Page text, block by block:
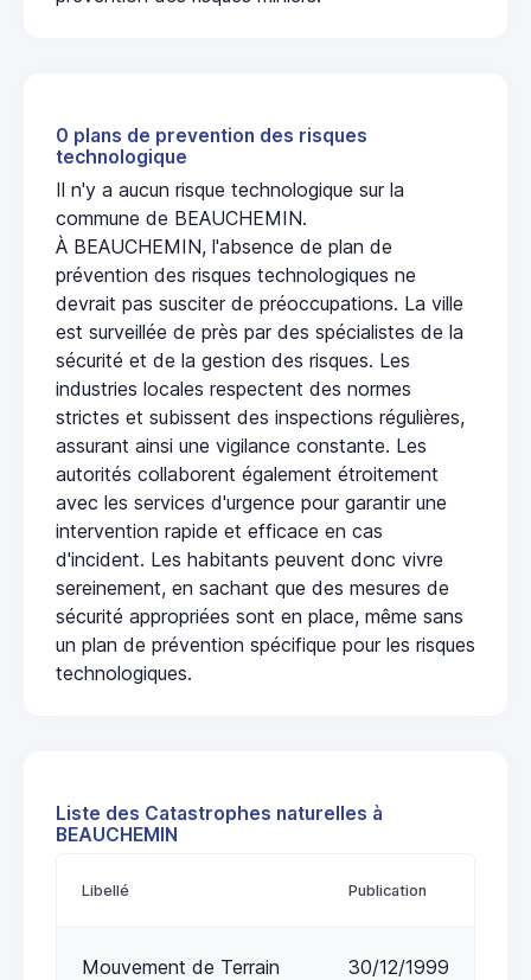
0 plans de prevention des risques
technologique
Il n'y a aucun risque technologique sur la
commune de BEAUCHEMIN.
À BEAUCHEMIN, l'absence de plan de
prévention des risques technologiques ne
devrait pas susciter de préoccupations. La ville
est surveillée de près par des spécialistes de la
sécurité et de la gestion des risques. Les
industries locales respectent des normes
strictes et subissent des inspections régulières,
assurant ainsi une vigilance constante. Les
autorités collaborent également étroitement
avec les services d'urgence pour garantir une
intervention rapide et efficace en cas
d'incident. Les habitants peuvent donc vivre
sereinement, en sachant que des mesures de
sécurité appropriées sont en place, même sans
un plan de prévention spécifique pour les risques
technologiques.
Liste des Catastrophes naturelles à
BEAUCHEMIN
Libellé Publication
Mouvement de Terrain 30/12/1999